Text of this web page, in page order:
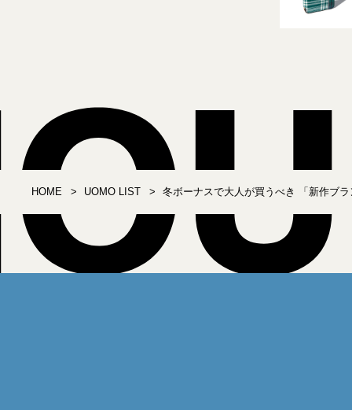
HOME UOMO LIST 冬ボーナスで大人が買うべき 「新作ブ